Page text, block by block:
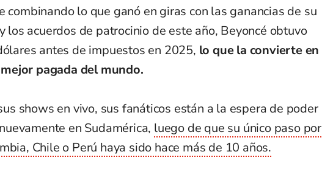
combinando lo que ganó en giras con las ganancias de su
los acuerdos de patrocinio de este año, Beyoncé obtuvo
antes de impuestos en 2025, lo que la convierte en
pagada del mundo.
shows en vivo, sus fanáticos están a la espera de poder
en Sudamérica, luego de que su único paso por
Chile o Perú haya sido hace más de 10 años.